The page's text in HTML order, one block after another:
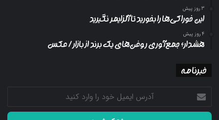
3 روز پیش
این خوراکی‌ها را بخورید تا آلزایمر نگیرید
4 روز پیش
هشدار؛ جمع‌آوری روغن‌های یک برند از بازار/ عکس
خبرنامه
آدرس
ایمیل
خود